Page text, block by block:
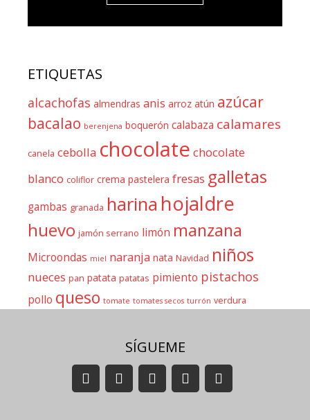
ETIQUETAS
alcachofas almendras anis arroz atún azúcar
bacalao berenjena boquerón calabaza calamares
canela cebolla chocolate chocolate
blanco coliflor crema pastelera fresas galletas
gambas granada harina hojaldre
huevo jamón serrano limón manzana
Microondas miel naranja nata Navidad niños
nueces pan patata patatas pimiento pistachos
pollo queso tomate tomates secos turrón verdura
SÍGUEME